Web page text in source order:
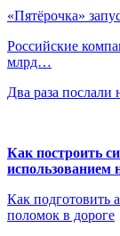
«Пятёрочка»
Российские
млрд…
Два раза
Как построить
использованием
Как подготовить
поломок в дороге